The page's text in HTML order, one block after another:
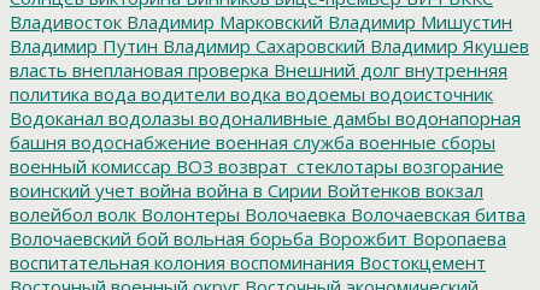
Владивосток Владимир Марковский Владимир Мишустин
Владимир Путин Владимир Сахаровский Владимир Якушев
власть внеплановая проверка Внешний долг внутренняя
политика вода водители водка водоемы водоисточник
Водоканал водолазы водоналивные дамбы водонапорная
башня водоснабжение военная служба военные сборы
военный комиссар ВОЗ возврат_стеклотары возгорание
воинский учет война война в Сирии Войтенков вокзал
волейбол волк Волонтеры Волочаевка Волочаевская битва
Волочаевский бой вольная борьба Ворожбит Воропаева
воспитательная колония воспоминания Востокцемент